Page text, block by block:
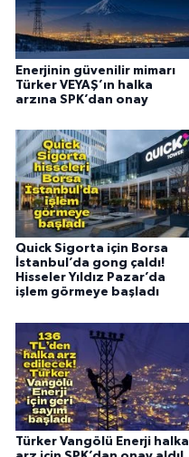
Enerjinin güvenilir mimarı
Türker VEYAŞ’ın halka
arzına SPK’dan onay
Quick Sigorta için Borsa
İstanbul’da gong çaldı!
Hisseler Yıldız Pazar’da
işlem görmeye başladı
Türker Vangölü Enerji halka